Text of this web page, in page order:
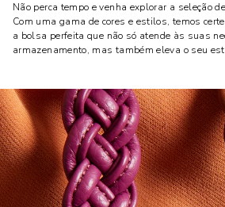
Não perca tempo e venha explorar a seleção de
Com uma gama de cores e estilos, temos
a bolsa perfeita que não só atende às suas
armazenamento, mas também eleva o seu